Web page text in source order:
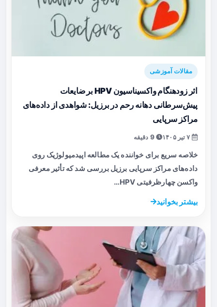
مقالات آموزشی
اثر زودهنگام واکسیناسیون HPV بر ضایعات
پیش‌سرطانی دهانه رحم در برزیل: شواهدی از داده‌های
مراکز سرپایی
9 دقیقه
خلاصه سریع برای خواننده یک مطالعه اپیدمیولوژیک روی
داده‌های مراکز سرپایی برزیل بررسی شد که تأثیر معرفی
واکسن چهارظرفیتی HPV…
بیشتر بخوانید